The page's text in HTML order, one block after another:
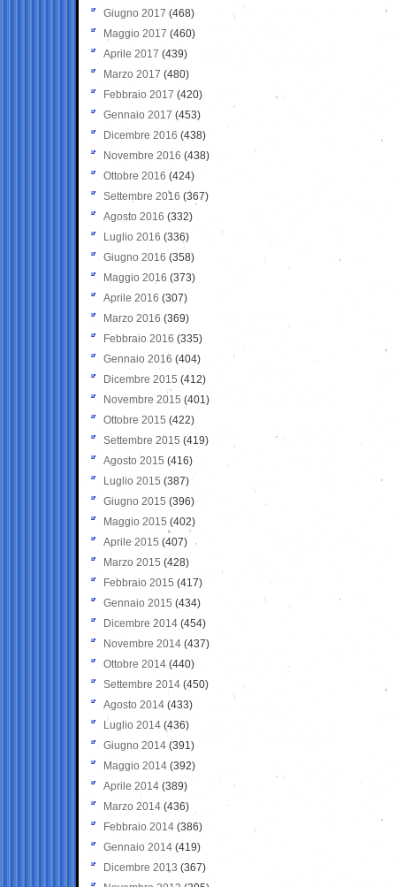
Giugno 2017 (468)
Maggio 2017 (460)
Aprile 2017 (439)
Marzo 2017 (480)
Febbraio 2017 (420)
Gennaio 2017 (453)
Dicembre 2016 (438)
Novembre 2016 (438)
Ottobre 2016 (424)
Settembre 2016 (367)
Agosto 2016 (332)
Luglio 2016 (336)
Giugno 2016 (358)
Maggio 2016 (373)
Aprile 2016 (307)
Marzo 2016 (369)
Febbraio 2016 (335)
Gennaio 2016 (404)
Dicembre 2015 (412)
Novembre 2015 (401)
Ottobre 2015 (422)
Settembre 2015 (419)
Agosto 2015 (416)
Luglio 2015 (387)
Giugno 2015 (396)
Maggio 2015 (402)
Aprile 2015 (407)
Marzo 2015 (428)
Febbraio 2015 (417)
Gennaio 2015 (434)
Dicembre 2014 (454)
Novembre 2014 (437)
Ottobre 2014 (440)
Settembre 2014 (450)
Agosto 2014 (433)
Luglio 2014 (436)
Giugno 2014 (391)
Maggio 2014 (392)
Aprile 2014 (389)
Marzo 2014 (436)
Febbraio 2014 (386)
Gennaio 2014 (419)
Dicembre 2013 (367)